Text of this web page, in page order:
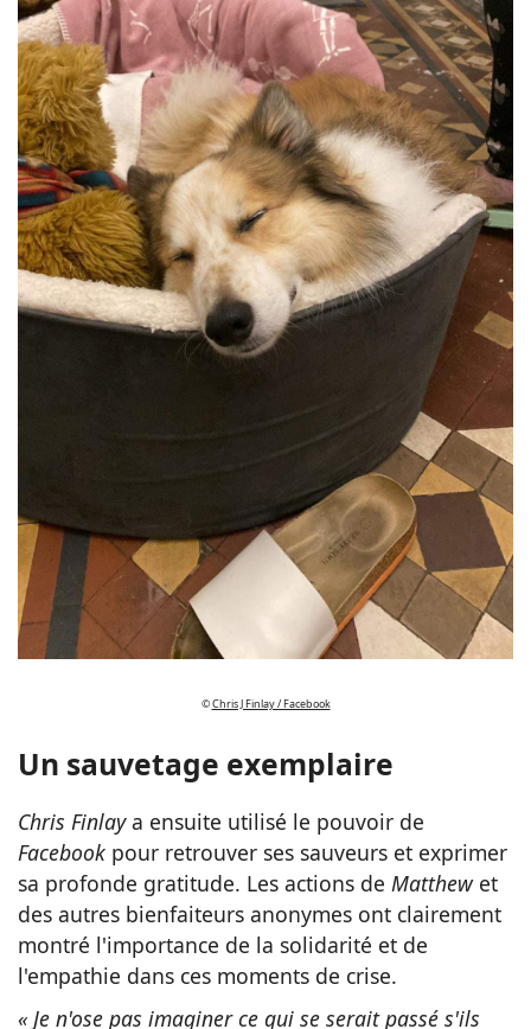
©Chris J Finlay / Facebook
Un sauvetage exemplaire
Chris Finlaya ensuite utilisé le pouvoir de
Facebook pour retrouver ses sauveurs et exprimer
sa profonde gratitude. Les actions de Matthew et
des autres bienfaiteurs anonymes ont clairement
montré l'importance de la solidarité et de
l'empathie dans ces moments de crise.
« Je n'ose pas imaginer ce qui se serait passé s'ils